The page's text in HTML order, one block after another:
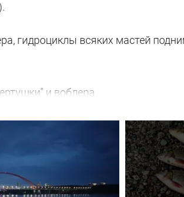
гидроциклы всяких мастей
и воблера.
Рыбаки есть. Комары есть. А,
500 жадно атаковал утюг в 100
этом всё!